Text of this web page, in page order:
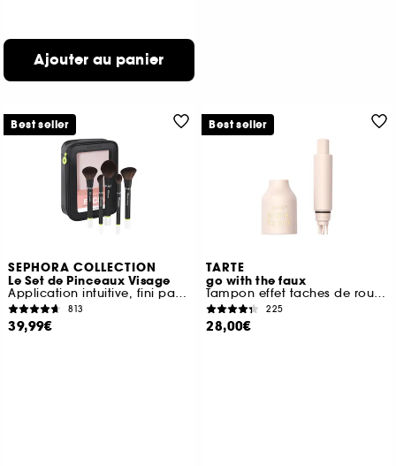
Ajouter au panier
SEPHORA COLLECTION
Le Set de Pinceaux Visage
Application intuitive, fini parfait
813
39,99€
Best seller
TARTE
go with the faux
Tampon effet taches de rousseur
225
28,00€
Best seller